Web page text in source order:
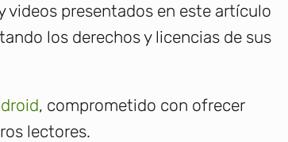
videos presentados en este artículo
los derechos y licencias de sus
, comprometido con ofrecer
lectores.